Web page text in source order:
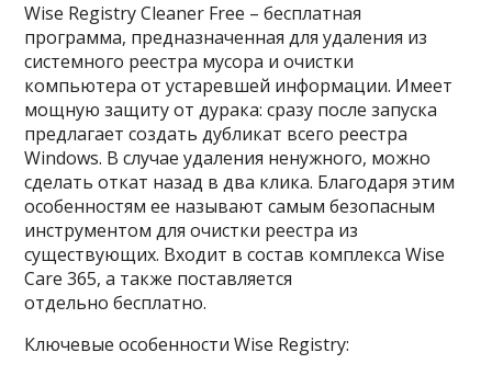
Wise Registry Cleaner Free – бесплатная
программа, предназначенная для удаления из
системного реестра мусора и очистки
компьютера от устаревшей информации. Имеет
мощную защиту от дурака: сразу после запуска
предлагает создать дубликат всего реестра
Windows. В случае удаления ненужного, можно
сделать откат назад в два клика. Благодаря этим
особенностям ее называют самым безопасным
инструментом для очистки реестра из
существующих. Входит в состав комплекса Wise
Care 365, а также поставляется
отдельно бесплатно.
Ключевые особенности Wise Registry: